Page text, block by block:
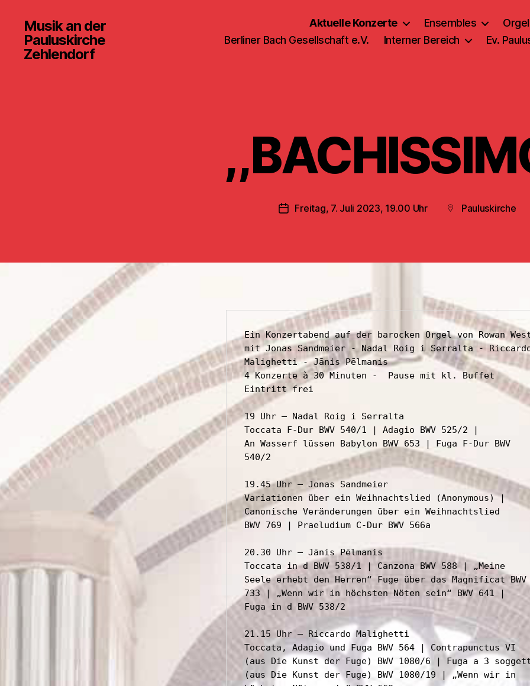
Musik an der
Pauluskirche
Zehlendorf
Aktuelle Konzerte Ensembles
Berliner Bach Gesellschaft e.V.
Interner Bereich Ev.
Veröffentlichungsdatum
Freitag, 7. Juli 2023, 19.00 Uhr Beitragsort
Pauluskirche
Ein Konzertabend auf der barocken Orgel von Rowan
mit Jonas Sandmeier - Nadal Roig i Serralta -
Malighetti - Jānis Pēlmanis
4 Konzerte à 30 Minuten -  Pause mit kl. Buffet
Eintritt frei
19 Uhr – Nadal Roig i Serralta
Toccata F-Dur BWV 540/1 | Adagio BWV 525/2 |
An Wasserf lüssen Babylon BWV 653 | Fuga F-Dur BWV
540/2
19.45 Uhr – Jonas Sandmeier
Variationen über ein Weihnachtslied (Anonymous) |
Canonische Veränderungen über ein Weihnachtslied
BWV 769 | Praeludium C-Dur BWV 566a
20.30 Uhr – Jānis Pēlmanis
Toccata in d BWV 538/1 | Canzona BWV 588 | „Meine
Seele erhebt den Herren“ Fuge über das Magnificat BWV
733 | „Wenn wir in höchsten Nöten sein“ BWV 641 |
Fuga in d BWV 538/2
21.15 Uhr – Riccardo Malighetti
Toccata, Adagio und Fuga BWV 564 | Contrapunctus VI
(aus Die Kunst der Fuge) BWV 1080/6 | Fuga a 3
(aus Die Kunst der Fuge) BWV 1080/19 | „Wenn wir in